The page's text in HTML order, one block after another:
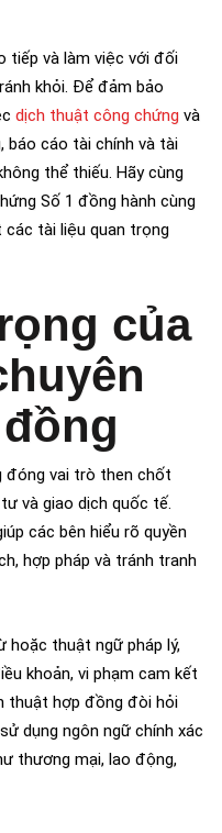
tiếp và làm việc với đối
khỏi. Để đảm bảo
dịch thuật công chứng và
báo cáo tài chính và tài
thể thiếu. Hãy cùng
Số 1 đồng hành cùng
tài liệu quan trọng
của
đóng vai trò then chốt
và giao dịch quốc tế.
các bên hiểu rõ quyền
hợp pháp và tránh tranh
hoặc thuật ngữ pháp lý,
khoản, vi phạm cam kết
thuật hợp đồng đòi hỏi
dụng ngôn ngữ chính xác
thương mại, lao động,